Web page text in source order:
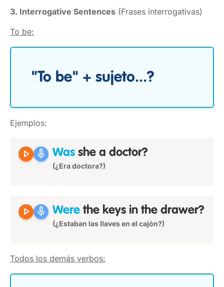
3. Interrogative Sentences (Frases interrogativas)
To be:
"To be" + sujeto...?
Ejemplos:
play_arrow mic Was she a doctor?
(¿Era doctora?)
play_arrow mic Were the keys in the drawer?
(¿Estaban las llaves en el cajón?)
Todos los demás verbos: